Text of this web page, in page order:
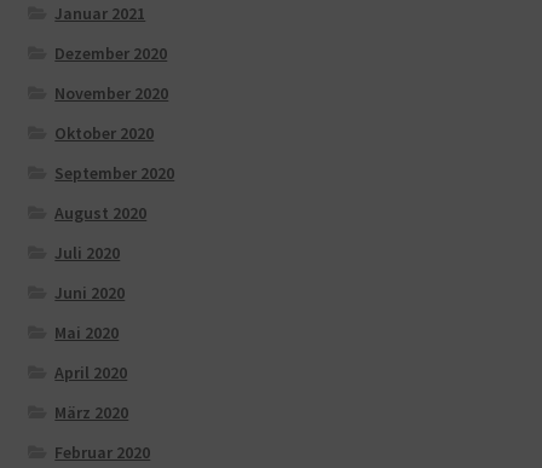
Januar 2021
Dezember 2020
November 2020
Oktober 2020
September 2020
August 2020
Juli 2020
Juni 2020
Mai 2020
April 2020
März 2020
Februar 2020